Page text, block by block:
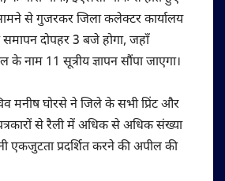
से गुजरकर जिला कलेक्टर कार्यालय
दोपहर 3 बजे होगा, जहाँ
के नाम 11 सूत्रीय ज्ञापन सौंपा जाएगा।
मनीष घोरसे ने जिले के सभी प्रिंट और
पत्रकारों से रैली में अधिक से अधिक संख्या
एकजुटता प्रदर्शित करने की अपील की